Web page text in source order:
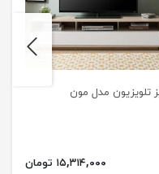
تلویزیون مدل مون
۱۵,۳۱۴,۰۰۰ تومان